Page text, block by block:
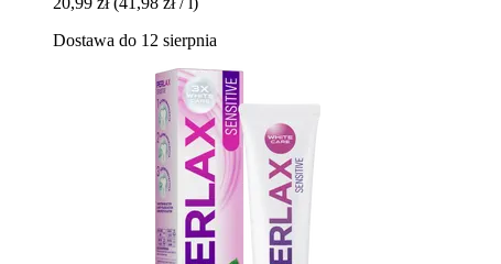
Dostawa do 12 sierpnia